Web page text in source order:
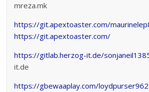
mreza.mk
https://git.apextoaster.com/
https://git.apextoaster.com/
https://gitlab.herzog-it.de/
it.de
https://gbewaaplay.com/